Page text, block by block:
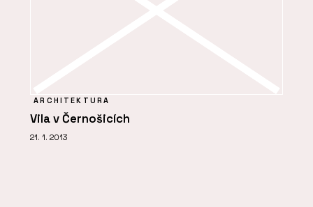
ARCHITEKTURA
Vila v Černošicích
21. 1. 2013